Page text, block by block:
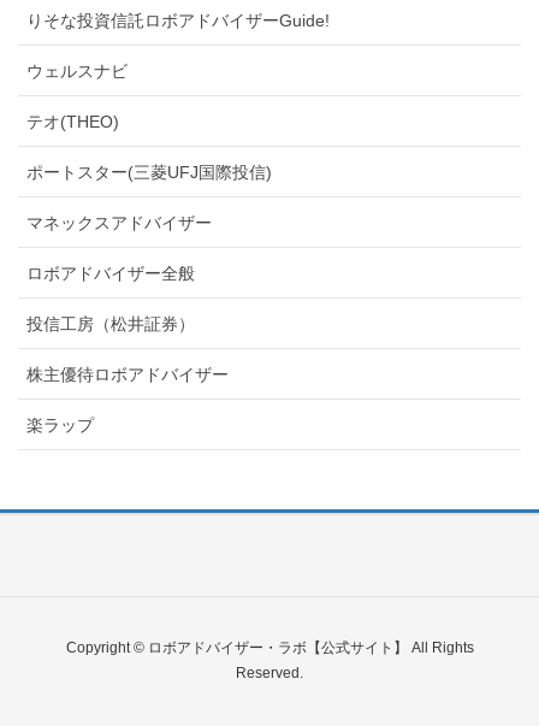
りそな投資信託ロボアドバイザーGuide!
ウェルスナビ
テオ(THEO)
ポートスター(三菱UFJ国際投信)
マネックスアドバイザー
ロボアドバイザー全般
投信工房（松井証券）
株主優待ロボアドバイザー
楽ラップ
Copyright © ロボアドバイザー・ラボ【公式サイト】 All Rights
Reserved.